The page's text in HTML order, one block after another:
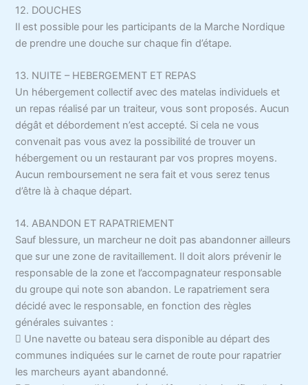
12. DOUCHES
Il est possible pour les participants de la Marche Nordique
de prendre une douche sur chaque fin d’étape.
13. NUITE – HEBERGEMENT ET REPAS
Un hébergement collectif avec des matelas individuels et
un repas réalisé par un traiteur, vous sont proposés. Aucun
dégât et débordement n’est accepté. Si cela ne vous
convenait pas vous avez la possibilité de trouver un
hébergement ou un restaurant par vos propres moyens.
Aucun remboursement ne sera fait et vous serez tenus
d’être là à chaque départ.
14. ABANDON ET RAPATRIEMENT
Sauf blessure, un marcheur ne doit pas abandonner ailleurs
que sur une zone de ravitaillement. Il doit alors prévenir le
responsable de la zone et l’accompagnateur responsable
du groupe qui note son abandon. Le rapatriement sera
décidé avec le responsable, en fonction des règles
générales suivantes :
 Une navette ou bateau sera disponible au départ des
communes indiquées sur le carnet de route pour rapatrier
les marcheurs ayant abandonné.